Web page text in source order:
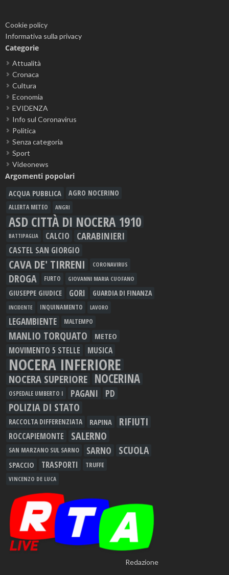
Cookie policy
Informativa sulla privacy
Categorie
Attualità
Cronaca
Cultura
Economia
EVIDENZA
Info sul Coronavirus
Politica
Senza categoria
Sport
Videonews
Argomenti popolari
ACQUA PUBBLICA AGRO NOCERINO
ALLERTA METEO ANGRI
ASD CITTÀ DI NOCERA 1910
BATTIPAGLIA CALCIO CARABINIERI
CASTEL SAN GIORGIO
CAVA DE' TIRRENI CORONAVIRUS
DROGA FURTO GIOVANNI MARIA CUOFANO
GIUSEPPE GIUDICE GORI GUARDIA DI FINANZA
INCIDENTE INQUINAMENTO LAVORO
LEGAMBIENTE MALTEMPO
MANLIO TORQUATO METEO
MOVIMENTO 5 STELLE MUSICA
NOCERA INFERIORE
NOCERA SUPERIORE NOCERINA
OSPEDALE UMBERTO I PAGANI PD
POLIZIA DI STATO
RACCOLTA DIFFERENZIATA RAPINA RIFIUTI
ROCCAPIEMONTE SALERNO
SAN MARZANO SUL SARNO SARNO SCUOLA
SPACCIO TRASPORTI TRUFFE
VINCENZO DE LUCA
Redazione